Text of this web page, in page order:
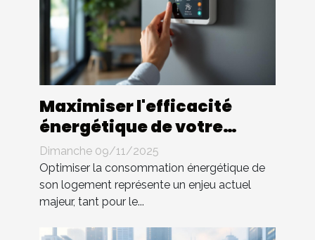
Maximiser l'efficacité
énergétique de votre
maison avec des solutions
simples
Dimanche 09/11/2025
Optimiser la consommation énergétique de
son logement représente un enjeu actuel
majeur, tant pour le...